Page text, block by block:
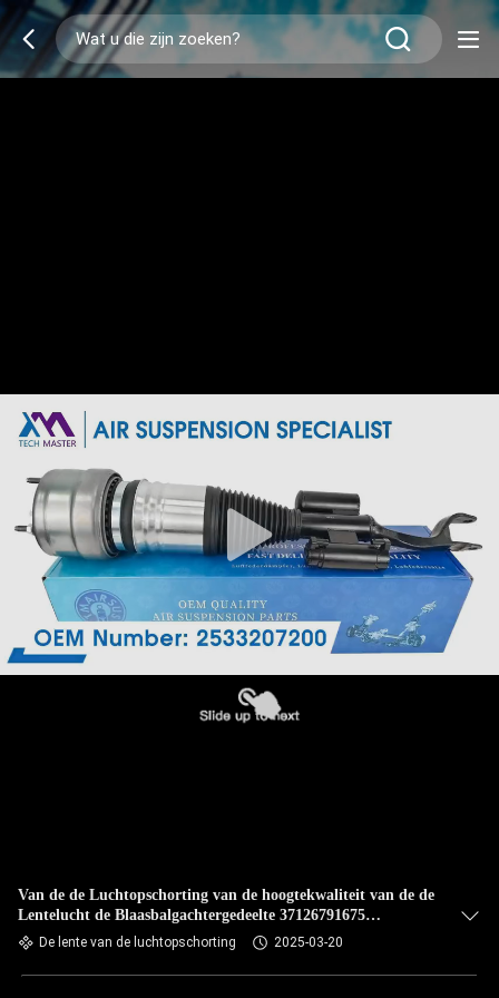
Van de de Luchtopschorting van de hoogtekwaliteit van de de
Lentelucht de Blaasbalgachtergedeelte 37126791675
37126791676 voor BMW F02 F01
De lente van de luchtopschorting 2025-03-20